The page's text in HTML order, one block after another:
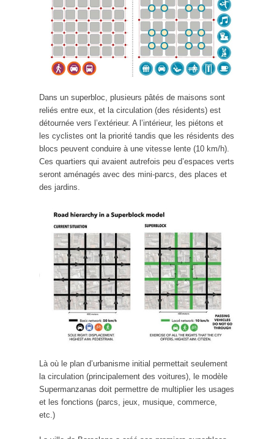
Dans un superbloc, plusieurs pâtés de maisons sont
reliés entre eux, et la circulation (des résidents) est
détournée vers l’extérieur. A l’intérieur, les piétons et
les cyclistes ont la priorité tandis que les résidents des
blocs peuvent conduire à une vitesse lente (10 km/h).
Ces quartiers qui avaient autrefois peu d’espaces verts
seront aménagés avec des mini-parcs, des places et
des jardins.
Là où le plan d’urbanisme initial permettait seulement
la circulation (principalement des voitures), le modèle
Supermanzanas doit permettre de multiplier les usages
et les fonctions (parcs, jeux, musique, commerce,
etc.)